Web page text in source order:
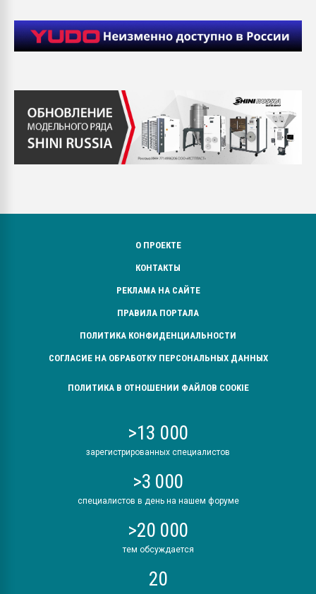
О ПРОЕКТЕ
КОНТАКТЫ
РЕКЛАМА НА САЙТЕ
ПРАВИЛА ПОРТАЛА
ПОЛИТИКА КОНФИДЕНЦИАЛЬНОСТИ
СОГЛАСИЕ НА ОБРАБОТКУ ПЕРСОНАЛЬНЫХ ДАННЫХ
ПОЛИТИКА В ОТНОШЕНИИ ФАЙЛОВ COOKIE
>13 000
зарегистрированных специалистов
>3 000
специалистов в день на нашем форуме
>20 000
тем обсуждается
20